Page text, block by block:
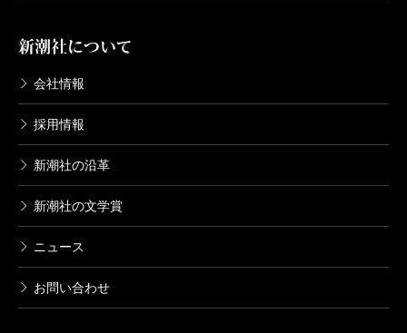
新潮社について
会社情報
採用情報
新潮社の沿革
新潮社の文学賞
ニュース
お問い合わせ